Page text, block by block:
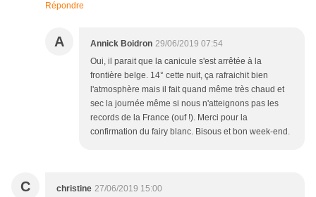
Répondre
A Annick Boidron 29/06/2019 07:54
Oui, il parait que la canicule s'est arrêtée à la
frontière belge. 14° cette nuit, ça rafraichit bien
l'atmosphère mais il fait quand même très chaud et
sec la journée même si nous n'atteignons pas les
records de la France (ouf !). Merci pour la
confirmation du fairy blanc. Bisous et bon week-end.
C christine 27/06/2019 15:00